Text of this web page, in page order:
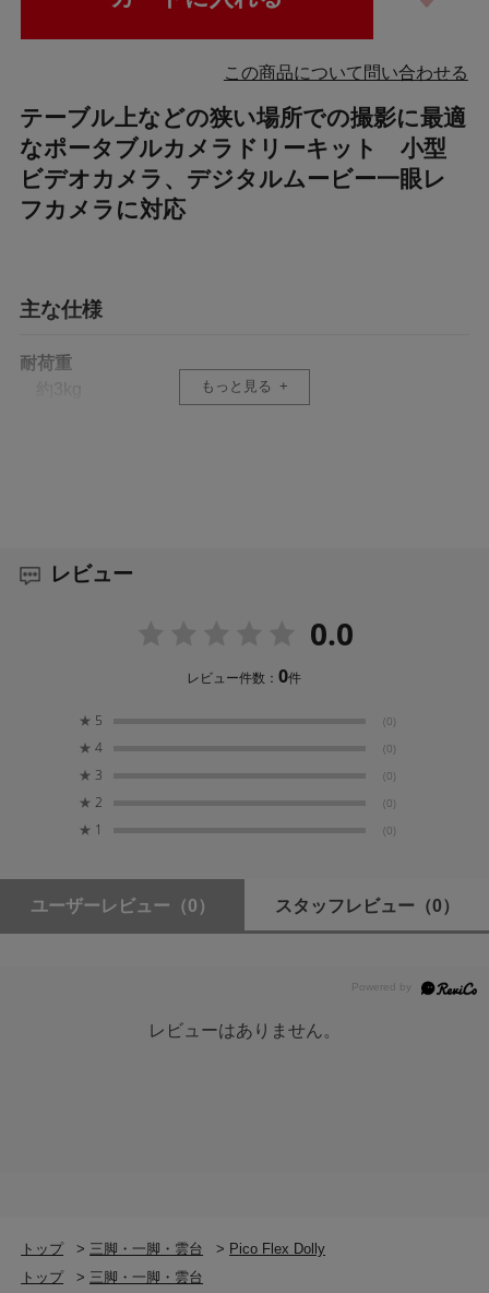
この商品について問い合わせる
テーブル上などの狭い場所での撮影に最適
なポータブルカメラドリーキット 小型
ビデオカメラ、デジタルムービー一眼レ
フカメラに対応
主な仕様
耐荷重
もっと見る
レビュー
0.0
レビュー件数：0件
★ 5 (0)
★ 4 (0)
★ 3 (0)
★ 2 (0)
★ 1 (0)
ユーザーレビュー （0） スタッフレビュー （0）
レビューはありません。
トップ > 三脚・一脚・雲台 > Pico Flex Dolly
トップ
> 三脚・一脚・雲台